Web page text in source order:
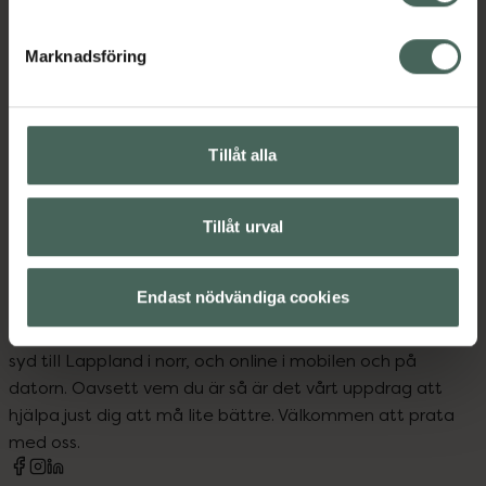
Marknadsföring
Tillåt alla
Tillåt urval
Endast nödvändiga cookies
Upptäck flera produkter inom
Nagellack
Naglar
Kronans Apotek finns här för dig. Du hittar oss från Skåne i
syd till Lappland i norr, och online i mobilen och på
datorn. Oavsett vem du är så är det vårt uppdrag att
hjälpa just dig att må lite bättre. Välkommen att prata
med oss.